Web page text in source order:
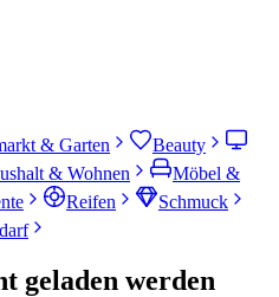
& Garten
Beauty
& Wohnen
Möbel &
Reifen
Schmuck
geladen werden